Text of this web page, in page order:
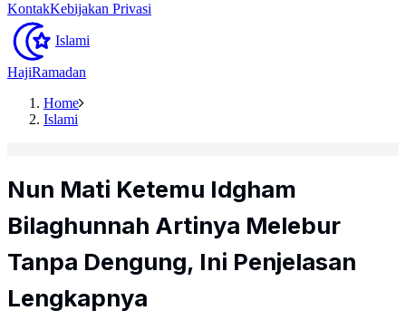
KontakKebijakan Privasi
Islami
HajiRamadan
Home
Islami
Nun Mati Ketemu Idgham
Bilaghunnah Artinya Melebur
Tanpa Dengung, Ini Penjelasan
Lengkapnya